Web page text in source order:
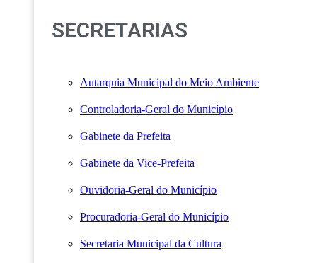
SECRETARIAS
Autarquia Municipal do Meio Ambiente
Controladoria-Geral do Município
Gabinete da Prefeita
Gabinete da Vice-Prefeita
Ouvidoria-Geral do Município
Procuradoria-Geral do Município
Secretaria Municipal da Cultura